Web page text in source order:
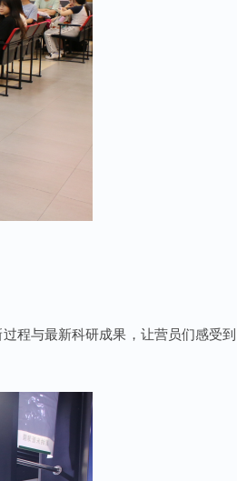
程与最新科研成果，让营员们感受